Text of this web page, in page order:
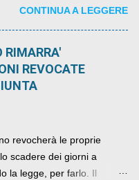
CONTINUA A LEGGERE
RIMARRA'
REVOCATE
revocherà le proprie
scadere dei giorni a
la legge, per farlo. Il